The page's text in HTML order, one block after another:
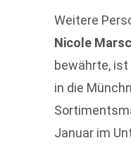
Weitere
Nicole
bewährte,
in die
Januar im